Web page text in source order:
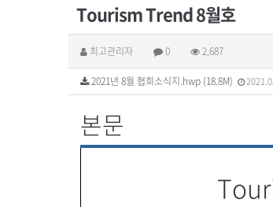
Tourism Trend 8월호
최고관리자 0 2,687
2021년 8월 협회소식지.hwp (18.8M)
본문